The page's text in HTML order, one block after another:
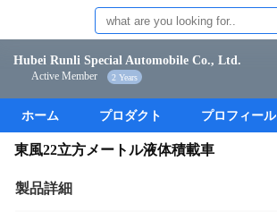
Hubei Runli Special Automobile Co., Ltd.
Active Member 2 Years
ホーム プロダクト プロフィール
東風22立方メートル液体積載車
製品詳細